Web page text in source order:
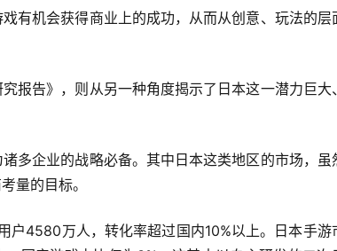
机会获得商业上的成功，从而从创意、玩法的层
告》，则从另一种角度揭示了日本这一潜力巨大
企业的战略必备。其中日本这类地区的市场，虽
量的目标。
4580万人，转化率超过国内10%以上。日本手游